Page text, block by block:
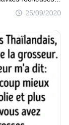
25/09/2020
notre Terre. Ces
la particularité
paysages
monde.